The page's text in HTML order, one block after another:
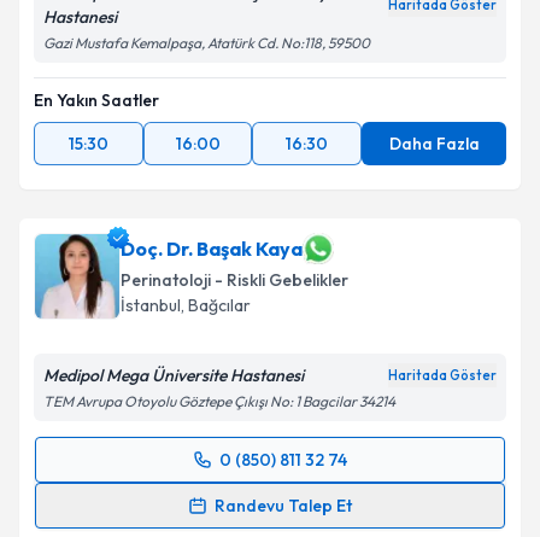
Takvim Talebini Gönder
Hastanesi
Haritada Göster
Gazi Mustafa Kemalpaşa, Atatürk Cd. No:118, 59500
En Yakın Saatler
15:30
16:00 16:30 Daha Fazla
Doç. Dr. Başak Kaya
Perinatoloji - Riskli Gebelikler
İstanbul, Bağcılar
Medipol Mega Üniversite Hastanesi Haritada Göster
TEM Avrupa Otoyolu Göztepe Çıkışı No: 1 Bagcilar 34214
0 (850) 811 32 74
Randevu Talep Et
Randevu Takvimi Talebi